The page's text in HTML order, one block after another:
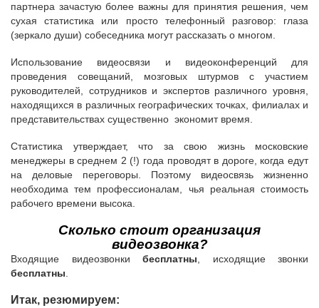
партнера зачастую более важны для принятия решения, чем
сухая статистика или просто телефонный разговор: глаза
(зеркало души) собеседника могут рассказать о многом.
Использование видеосвязи и видеоконференций для
проведения совещаний, мозговых штурмов с участием
руководителей, сотрудников и экспертов различного уровня,
находящихся в различных географических точках, филиалах и
представительствах существенно экономит время.
Статистика утверждает, что за свою жизнь московские
менеджеры в среднем 2 (!) года проводят в дороге, когда едут
на деловые переговоры. Поэтому видеосвязь жизненно
необходима тем профессионалам, чья реальная стоимость
рабочего времени высока.
Сколько стоит организация
видеозвонка?
Входящие видеозвонки бесплатны , исходящие звонки
бесплатны
Итак, резюмируем: